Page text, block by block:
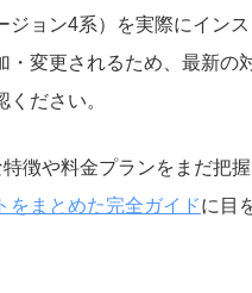
ジョン4系）を実際にイン
・変更されるため、最新の
ださい。
徴や料金プランをまだ把
をまとめた完全ガイドに目